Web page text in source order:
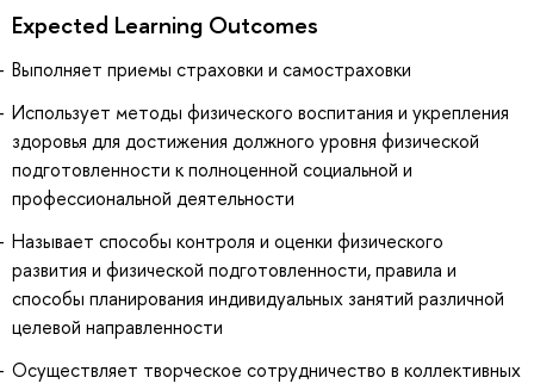
Expected Learning Outcomes
Выполняет приемы страховки и самостраховки
Использует методы физического воспитания и укрепления
здоровья для достижения должного уровня физической
подготовленности к полноценной социальной и
профессиональной деятельности
Называет способы контроля и оценки физического
развития и физической подготовленности, правила и
способы планирования индивидуальных занятий различной
целевой направленности
Осуществляет творческое сотрудничество в коллективных